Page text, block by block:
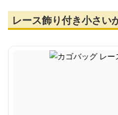
レース飾り付き小さい